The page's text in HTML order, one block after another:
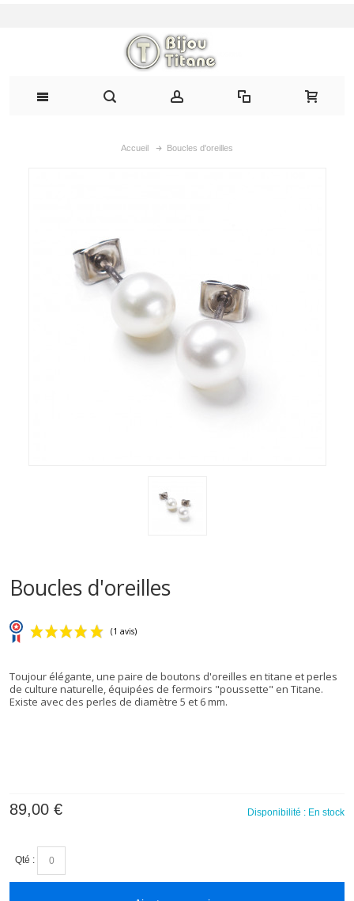
Accueil Boucles d'oreilles
Boucles d'oreilles
Toujour élégante, une paire de boutons d'oreilles en titane et perles
de culture naturelle, équipées de fermoirs "poussette" en Titane.
Existe avec des perles de diamètre 5 et 6 mm.
Disponibilité : En stock
89,00 €
Qté :